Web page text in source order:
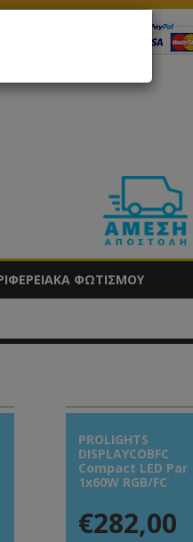
ΦΩΤΙΣΜΟΥ
PROLIGHTS
DISPLAYCOBFC
Compact LED Par
1x60W RGB/FC
€282,00